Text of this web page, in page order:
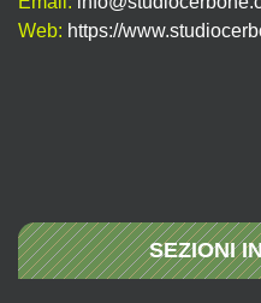
Web: https://
SEZIONI